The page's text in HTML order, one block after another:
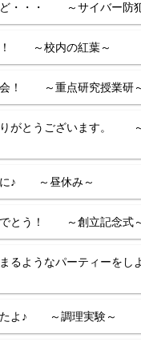
ど・・・ ～サイバー防
！ ～校内の紅葉～
会！ ～重点研究授業研
りがとうございます。
に♪ ～昼休み～
でとう！ ～創立記念式
るようなパーティーを
たよ♪ ～調理実験～